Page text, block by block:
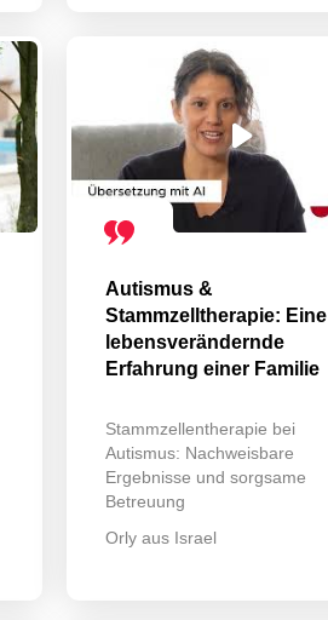
Autismus &
Stammzelltherapie: Eine
lebensverändernde
Erfahrung einer Familie
Stammzellentherapie bei
Autismus: Nachweisbare
Ergebnisse und sorgsame
Betreuung
Orly aus Israel